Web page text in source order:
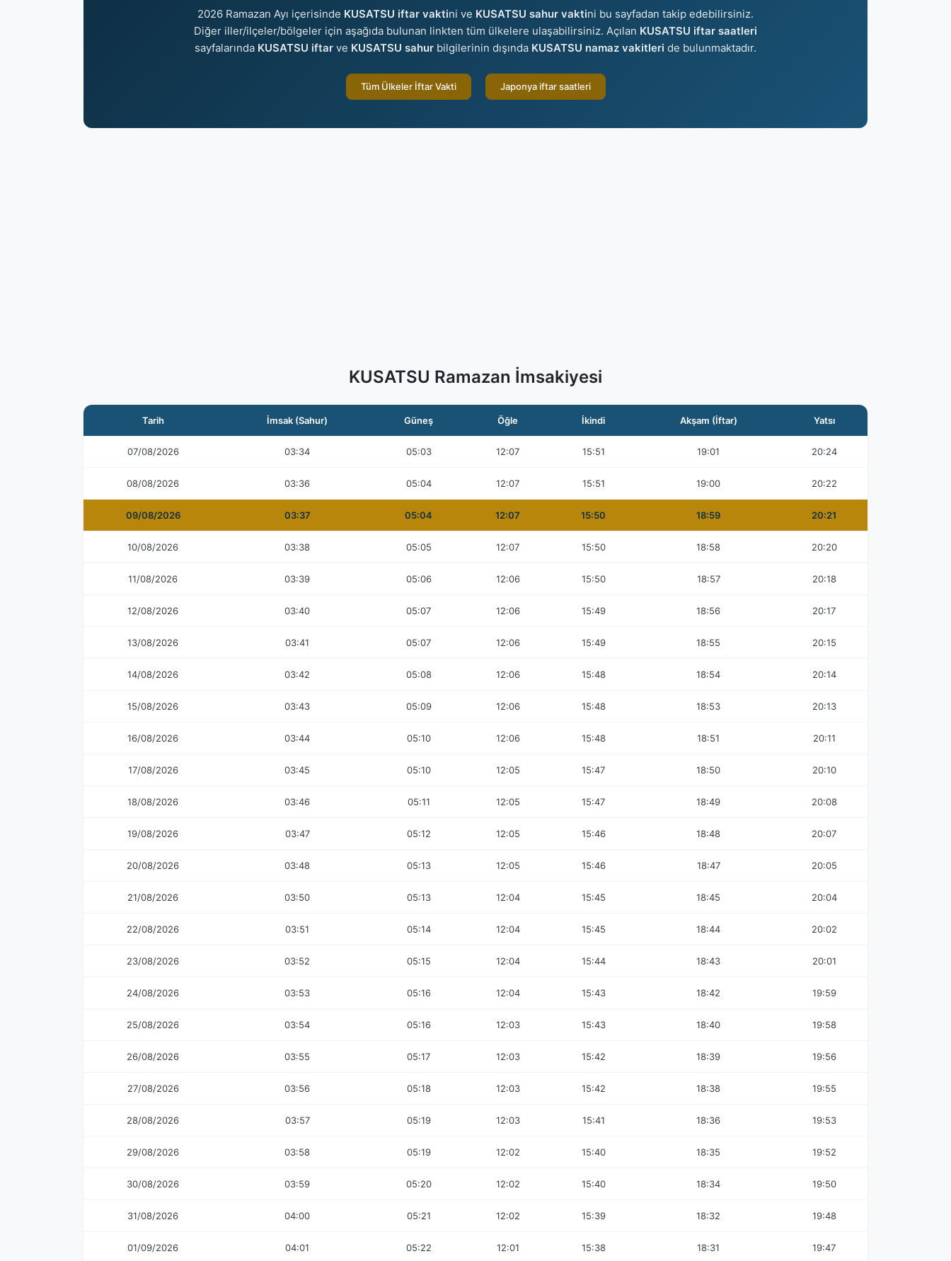
2026 Ramazan Ayı içerisinde KUSATSU iftar vaktini ve KUSATSU sahur vaktini bu sayfadan takip edebilirsiniz.
Diğer iller/ilçeler/bölgeler için aşağıda bulunan linkten tüm ülkelere ulaşabilirsiniz. Açılan KUSATSU iftar saatleri
sayfalarında KUSATSU iftar ve KUSATSU sahur bilgilerinin dışında KUSATSU namaz vakitleri de bulunmaktadır.
Tüm Ülkeler İftar Vakti Japonya iftar saatleri
KUSATSU Ramazan İmsakiyesi
Tarih İmsak (Sahur) Güneş Öğle İkindi Akşam (İftar) Yatsı
07/08/2026 03:34 05:03 12:07 15:51 19:01 20:24
08/08/2026 03:36 05:04 12:07 15:51 19:00 20:22
09/08/2026 03:37 05:04 12:07 15:50 18:59 20:21
10/08/2026 03:38 05:05 12:07 15:50 18:58 20:20
11/08/2026 03:39 05:06 12:06 15:50 18:57 20:18
12/08/2026 03:40 05:07 12:06 15:49 18:56 20:17
13/08/2026 03:41 05:07 12:06 15:49 18:55 20:15
14/08/2026 03:42 05:08 12:06 15:48 18:54 20:14
15/08/2026 03:43 05:09 12:06 15:48 18:53 20:13
16/08/2026 03:44 05:10 12:06 15:48 18:51 20:11
17/08/2026 03:45 05:10 12:05 15:47 18:50 20:10
18/08/2026 03:46 05:11 12:05 15:47 18:49 20:08
19/08/2026 03:47 05:12 12:05 15:46 18:48 20:07
20/08/2026 03:48 05:13 12:05 15:46 18:47 20:05
21/08/2026 03:50 05:13 12:04 15:45 18:45 20:04
22/08/2026 03:51 05:14 12:04 15:45 18:44 20:02
23/08/2026 03:52 05:15 12:04 15:44 18:43 20:01
24/08/2026 03:53 05:16 12:04 15:43 18:42 19:59
25/08/2026 03:54 05:16 12:03 15:43 18:40 19:58
26/08/2026 03:55 05:17 12:03 15:42 18:39 19:56
27/08/2026 03:56 05:18 12:03 15:42 18:38 19:55
28/08/2026 03:57 05:19 12:03 15:41 18:36 19:53
29/08/2026 03:58 05:19 12:02 15:40 18:35 19:52
30/08/2026 03:59 05:20 12:02 15:40 18:34 19:50
31/08/2026 04:00 05:21 12:02 15:39 18:32 19:48
01/09/2026 04:01 05:22 12:01 15:38 18:31 19:47